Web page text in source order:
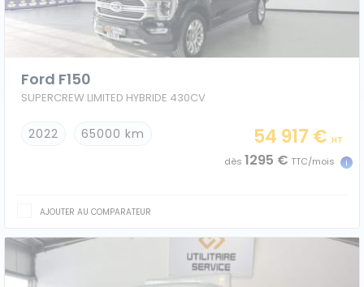
Caisses grands volumes
Minibus
Ford F150
SUPERCREW LIMITED HYBRIDE 430CV
2022 65000 km 54 917 € HT
dès 1295 € TTC/mois
AJOUTER AU COMPARATEUR